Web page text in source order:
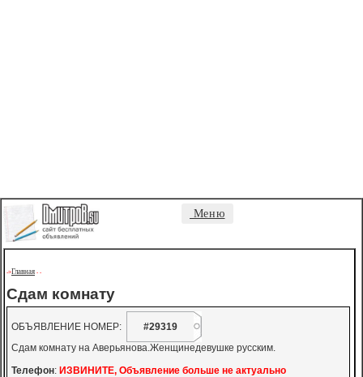
Меню
->Главная - -
Сдам комнату
ОБЪЯВЛЕНИЕ НОМЕР:
#29319
Сдам комнату на Аверьянова.Женщинедевушке русским.
Телефон: ИЗВИНИТЕ, Объявление больше не актуально